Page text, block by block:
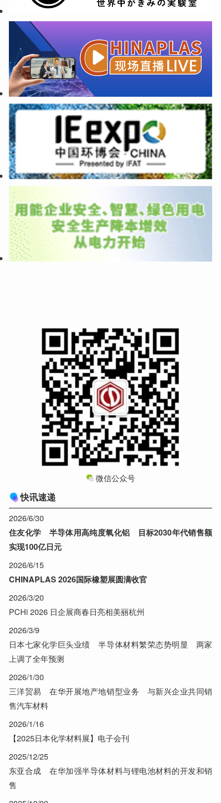
微信公众号
快讯速递
2026/6/30
住友化学 半导体用高纯度氧化铝 目标2030年代销售额
实现100亿日元
2026/6/15
CHINAPLAS 2026国际橡塑展圆满收官
2026/3/20
PCHi 2026 日企展商春日亮相美丽杭州
2026/3/9
日本七家化学巨头业绩 半导体材料繁荣态势明显 两家
上调了全年预测
2026/1/30
三洋贸易 在华开展地产地销型业务 与新兴企业共同销
售汽车材料
2026/1/16
【2025日本化学材料展】电子会刊
2025/12/25
东亚合成 在华加强半导体材料与锂电池材料的开发和销
售